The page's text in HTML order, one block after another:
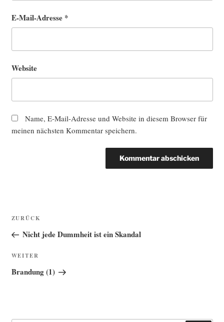
E-Mail-Adresse *
Website
Name, E-Mail-Adresse und Website in diesem Browser für
meinen nächsten Kommentar speichern.
Beitragsnavigation
Vorheriger
Beitrag
ZURÜCK
Nicht jede Dummheit ist ein Skandal
Nächster
Beitrag
WEITER
Brandung (1)